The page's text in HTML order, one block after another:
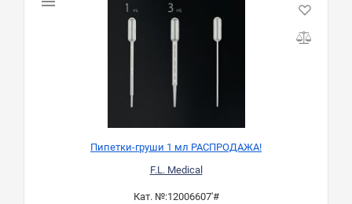
Пипетки-груши 1 мл РАСПРОДАЖА!
F.L. Medical
Кат. №:12006607'#